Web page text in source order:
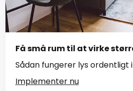
Få små rum til at virke
Sådan fungerer lys ordentligt
Implementer nu